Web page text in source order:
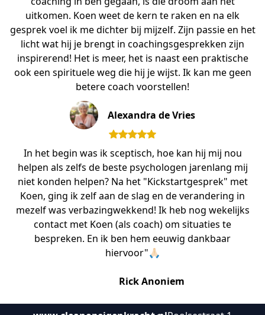
uitkomen. Koen weet de kern te raken en na elk
gesprek voel ik me dichter bij mijzelf. Zijn passie en het
licht wat hij je brengt in coachingsgesprekken zijn
inspirerend! Het is meer, het is naast een praktische
ook een spirituele weg die hij je wijst. Ik kan me geen
betere coach voorstellen!
Alexandra de Vries
In het begin was ik sceptisch, hoe kan hij mij nou
helpen als zelfs de beste psychologen jarenlang mij
niet konden helpen? Na het "Kickstartgesprek" met
Koen, ging ik zelf aan de slag en de verandering in
mezelf was verbazingwekkend! Ik heb nog wekelijks
contact met Koen (als coach) om situaties te
bespreken. En ik ben hem eeuwig dankbaar
hiervoor"🙏🏻
Rick Anoniem